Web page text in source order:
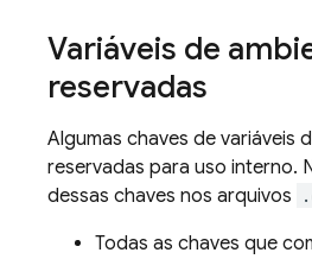
Variáveis de
reservadas
Algumas chaves de variáveis
reservadas para uso interno.
dessas chaves nos arquivos
Todas as chaves que